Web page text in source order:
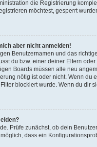
die Registrierung
möchtest, gesperrt
aber nicht anmelden!
Benutzernamen und das
du bzw. einer deiner Eltern
Boards müssen alle neu
nötig ist oder nicht. Wenn
blockiert wurde. Wenn du dir
Prüfe zunächst, ob dein
dass ein